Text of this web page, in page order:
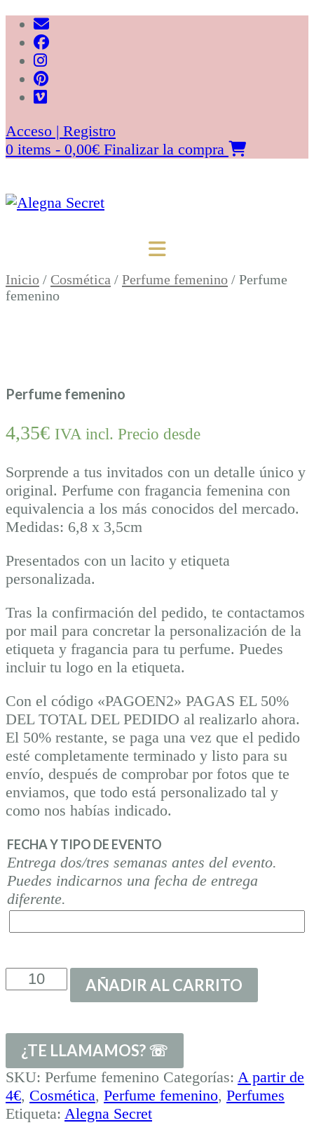
Saltar
contenido
Acceso | Registro
0 items - 0,00€ Finalizar la compra
Inicio / Cosmética / Perfume femenino / Perfume
femenino
Perfume femenino
4,35€ IVA incl. Precio desde
Sorprende a tus invitados con un detalle único y
original. Perfume con fragancia femenina con
equivalencia a los más conocidos del mercado.
Medidas: 6,8 x 3,5cm
Presentados con un lacito y etiqueta
personalizada.
Tras la confirmación del pedido, te contactamos
por mail para concretar la personalización de la
etiqueta y fragancia para tu perfume. Puedes
incluir tu logo en la etiqueta.
Con el código «PAGOEN2» PAGAS EL 50%
DEL TOTAL DEL PEDIDO al realizarlo ahora.
El 50% restante, se paga una vez que el pedido
esté completamente terminado y listo para su
envío, después de comprobar por fotos que te
enviamos, que todo está personalizado tal y
como nos habías indicado.
FECHA Y TIPO DE EVENTO
Entrega dos/tres semanas antes del evento.
Puedes indicarnos una fecha de entrega
diferente.
Perfume
femenino
AÑADIR AL CARRITO
SKU: Perfume femenino Categorías: A partir de
4€, Cosmética, Perfume femenino, Perfumes
Etiqueta: Alegna Secret